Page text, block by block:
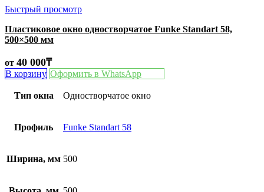
Быстрый просмотр
Пластиковое окно одностворчатое Funke Standart 58,
500×500 мм
от 40 000₸
В корзину Оформить в WhatsApp
Тип окна Одностворчатое окно
Профиль Funke Standart 58
Ширина, мм 500